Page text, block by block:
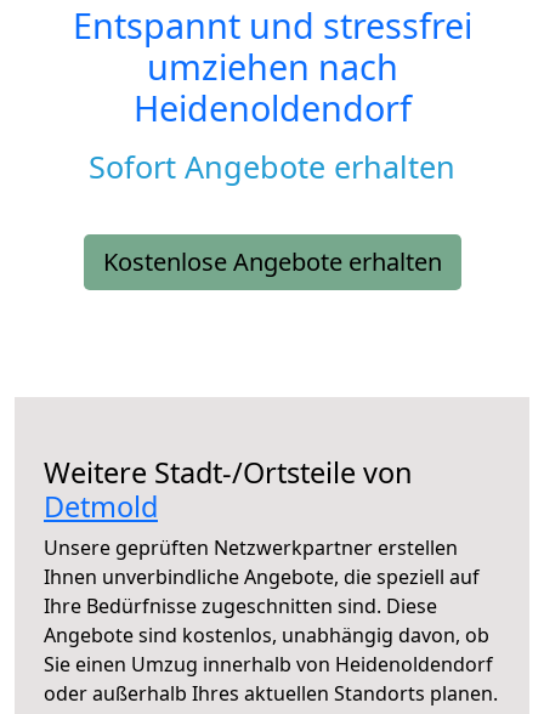
Entspannt und stressfrei
umziehen nach
Heidenoldendorf
Sofort Angebote erhalten
Kostenlose Angebote erhalten
Weitere Stadt-/Ortsteile von
Detmold
Unsere geprüften Netzwerkpartner erstellen
Ihnen unverbindliche Angebote, die speziell auf
Ihre Bedürfnisse zugeschnitten sind. Diese
Angebote sind kostenlos, unabhängig davon, ob
Sie einen Umzug innerhalb von Heidenoldendorf
oder außerhalb Ihres aktuellen Standorts planen.